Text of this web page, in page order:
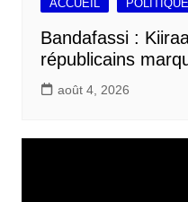
ACCUEIL POLITIQUE
Bandafassi :
républicains
août 4, 2026